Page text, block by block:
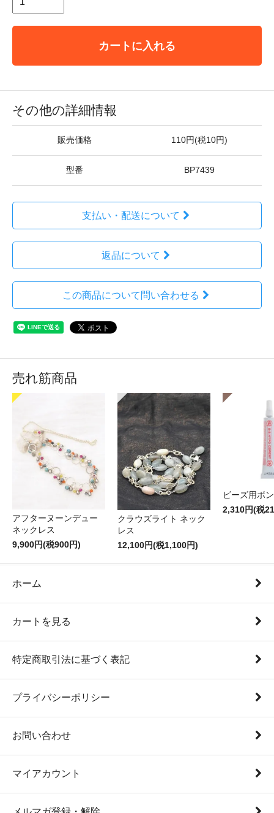
カートに入れる
その他の詳細情報
販売価格 110円(税10円)
型番 BP7439
支払い・配送について
返品について
この商品について問い合わせる
売れ筋商品
アフターヌーンデュー
ネックレス
9,900円(税900円)
クラウズライト ネック
レス
12,100円(税1,100円)
ビーズ用ボ
2,310円(税
ホーム
カートを見る
特定商取引法に基づく表記
プライバシーポリシー
お問い合わせ
マイアカウント